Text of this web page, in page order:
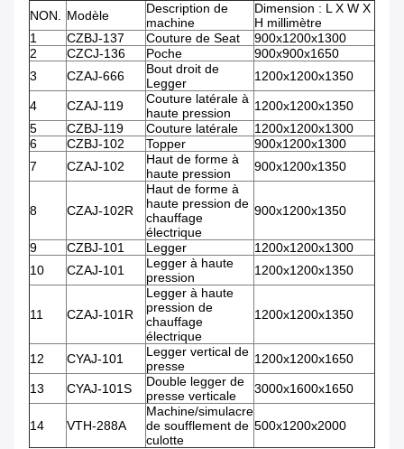
NON. Modèle
Description de
machine
Dimension : L X W X
H millimètre
1
CZBJ-137 Couture de Seat
900x1200x1300
2
CZCJ-136 Poche
900x900x1650
3
CZAJ-666
Bout droit de
Legger
1200x1200x1350
4 CZAJ-119
Couture latérale à
haute pression
1200x1200x1350
5
CZBJ-119 Couture latérale
1200x1200x1300
6
CZBJ-102 Topper
900x1200x1300
7
CZAJ-102
Haut de forme à
haute pression
900x1200x1350
8 CZAJ-102R
Haut de forme à
haute pression de
chauffage
électrique
900x1200x1350
9 CZBJ-101 Legger
1200x1200x1300
10
CZAJ-101
Legger à haute
pression
1200x1200x1350
11 CZAJ-101R
Legger à haute
pression de
chauffage
électrique
1200x1200x1350
12 CYAJ-101
Legger vertical de
presse
1200x1200x1650
13 CYAJ-101S
Double legger de
presse verticale
3000x1600x1650
14 VTH-288A
Machine/simulacre
de soufflement de
culotte
500x1200x2000